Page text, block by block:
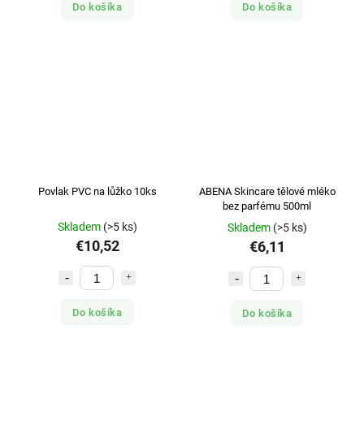
Do košíka Do košíka
Povlak PVC na lůžko 10ks
Skladem (>5 ks)
€10,52
Do košíka
ABENA Skincare tělové mléko
bez parfému 500ml
Skladem (>5 ks)
€6,11
Do košíka